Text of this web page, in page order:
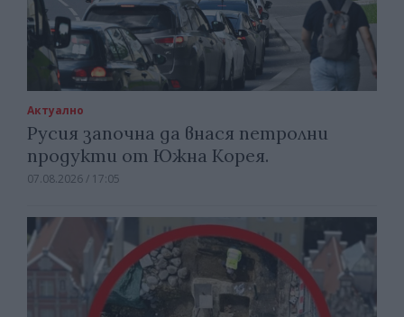
Актуално
Русия започна да внася петролни
продукти от Южна Корея.
07.08.2026 / 17:05